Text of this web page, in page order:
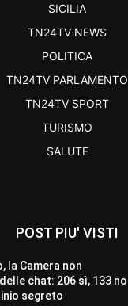
SICILIA
TN24TV NEWS
POLITICA
TN24TV PARLAMENTO
TN24TV SPORT
TURISMO
SALUTE
POST PIU' VISTI
la Camera non
chat: 206 sì, 133 no
segreto